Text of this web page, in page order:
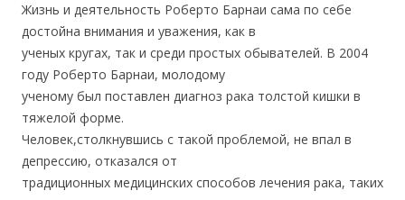
Жизнь и деятельность Роберто Барнаи сама по себе
достойна внимания и уважения, как в
ученых кругах, так и среди простых обывателей. В 2004
году Роберто Барнаи, молодому
ученому был поставлен диагноз рака толстой кишки в
тяжелой форме.
Человек,столкнувшись с такой проблемой, не впал в
депрессию, отказался от
традиционных медицинских способов лечения рака, таких